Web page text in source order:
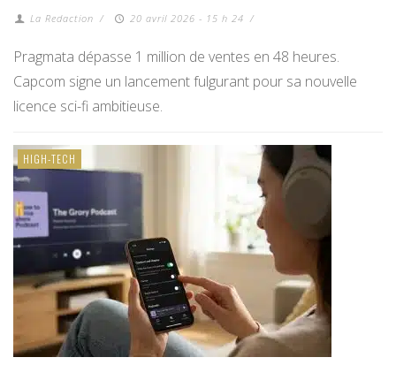
La Redaction / 20 avril 2026 - 15 h 24 /
Pragmata dépasse 1 million de ventes en 48 heures.
Capcom signe un lancement fulgurant pour sa nouvelle
licence sci-fi ambitieuse.
HIGH-TECH